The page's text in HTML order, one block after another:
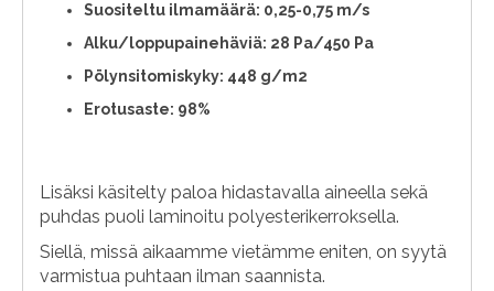
Suositeltu ilmamäärä: 0,25-0,75 m/s
Alku/loppupainehäviä: 28 Pa/450 Pa
Pölynsitomiskyky: 448 g/m2
Erotusaste: 98%
Lisäksi käsitelty paloa hidastavalla aineella sekä
puhdas puoli laminoitu polyesterikerroksella.
Siellä, missä aikaamme vietämme eniten, on syytä
varmistua puhtaan ilman saannista.